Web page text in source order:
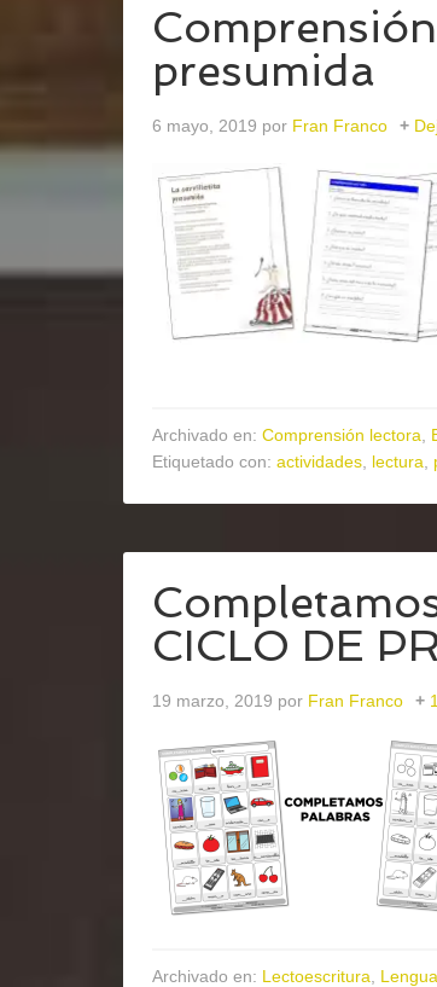
presumida
6 mayo, 2019 por Fran Franco
Archivado en: Comprensión lectora
Etiquetado con: actividades lectura
CICLO DE
19 marzo, 2019 por Fran Franco
Archivado en: Lectoescritura Lengua